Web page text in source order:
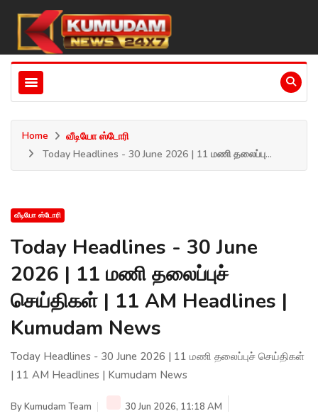
Home
வீடியோ ஸ்டோரி
Today Headlines - 30 June 2026 | 11 மணி தலைப்பு...
வீடியோ ஸ்டோரி
Today Headlines - 30 June
2026 | 11 மணி தலைப்புச்
செய்திகள் | 11 AM Headlines |
Kumudam News
Today Headlines - 30 June 2026 | 11 மணி தலைப்புச் செய்திகள்
| 11 AM Headlines | Kumudam News
ByKumudam Team
30 Jun 2026, 11:18 AM